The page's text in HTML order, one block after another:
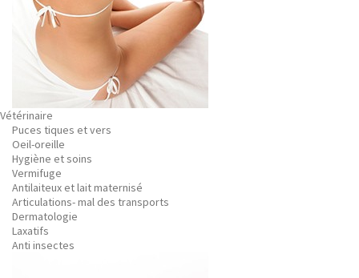
Vétérinaire
Puces tiques et vers
Oeil-oreille
Hygiène et soins
Vermifuge
Antilaiteux et lait maternisé
Articulations- mal des transports
Dermatologie
Laxatifs
Anti insectes